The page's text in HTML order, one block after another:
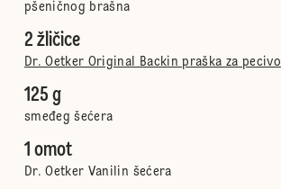
pšeničnog brašna
2 žličice
Dr. Oetker Original Backin praška za pecivo
125 g
smeđeg šećera
1 omot
Dr. Oetker Vanilin šećera